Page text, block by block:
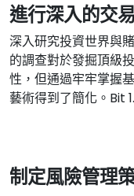
進行深入的交
深入研究投資世界與
的調查對於發掘頂級
性，但通過牢牢掌握
藝術得到了簡化。Bit
制定風險管理